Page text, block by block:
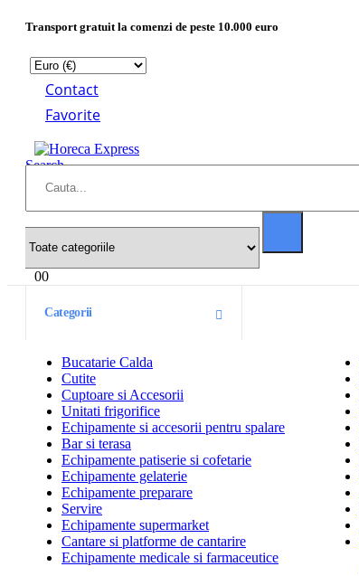
Transport gratuit la comenzi de peste 10.000 euro
Contact
Favorite
Search
00
Categorii
Bucatarie Calda
Cutite
Cuptoare si Accesorii
Unitati frigorifice
Echipamente si accesorii pentru spalare
Bar si terasa
Echipamente patiserie si cofetarie
Echipamente gelaterie
Echipamente preparare
Servire
Echipamente supermarket
Cantare si platforme de cantarire
Echipamente medicale si farmaceutice